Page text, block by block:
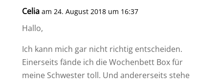
Celia am 24. August 2018 um 16:37
Hallo,
Ich kann mich gar nicht richtig entscheiden.
Einerseits fände ich die Wochenbett Box für
meine Schwester toll. Und andererseits stehe